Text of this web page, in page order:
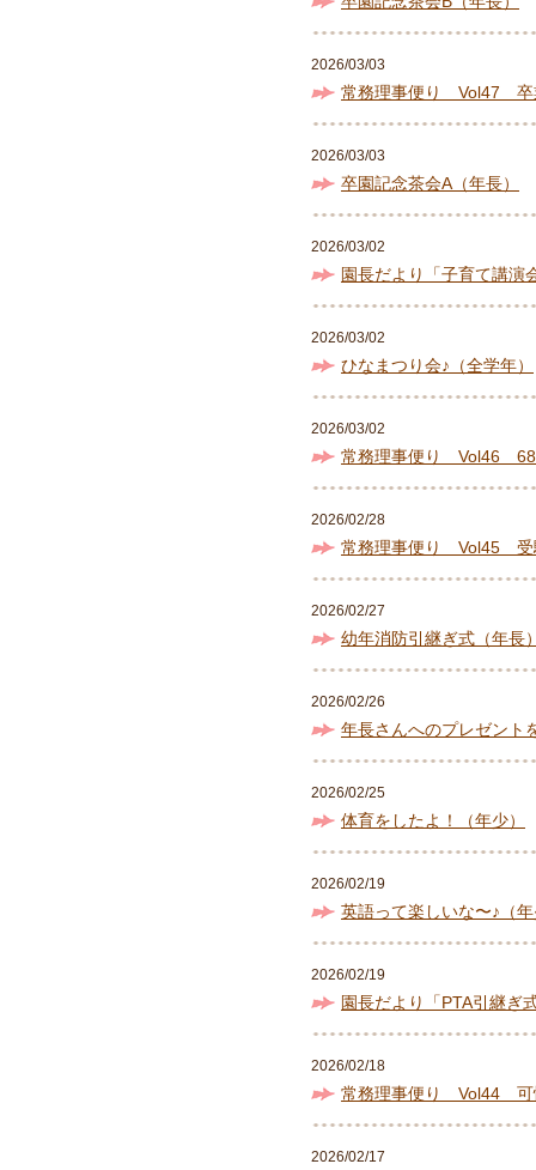
2026/03/03
常務理事便り Vol47 卒
2026/03/03
卒園記念茶会A（年長）
2026/03/02
園長だより「子育て講演
2026/03/02
ひなまつり会♪（全学年）
2026/03/02
常務理事便り Vol46 68
2026/02/28
常務理事便り Vol45
2026/02/27
幼年消防引継ぎ式（年長
2026/02/26
年長さんへのプレゼント
2026/02/25
体育をしたよ！（年少）
2026/02/19
英語って楽しいな〜♪（
2026/02/19
園長だより「PTA引継ぎ
2026/02/18
常務理事便り Vol44 可
2026/02/17